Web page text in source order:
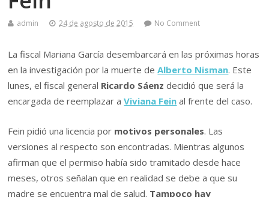
admin 24 de agosto de 2015 No Comment
La fiscal Mariana García desembarcará en las próximas horas
en la investigación por la muerte deAlberto Nisman. Este
lunes, el fiscal general Ricardo Sáenz decidió que será la
encargada de reemplazar aViviana Fein al frente del caso.
Fein pidió una licencia por motivos personales. Las
versiones al respecto son encontradas. Mientras algunos
afirman que el permiso había sido tramitado desde hace
meses, otros señalan que en realidad se debe a que su
madre se encuentra mal de salud. Tampoco hay